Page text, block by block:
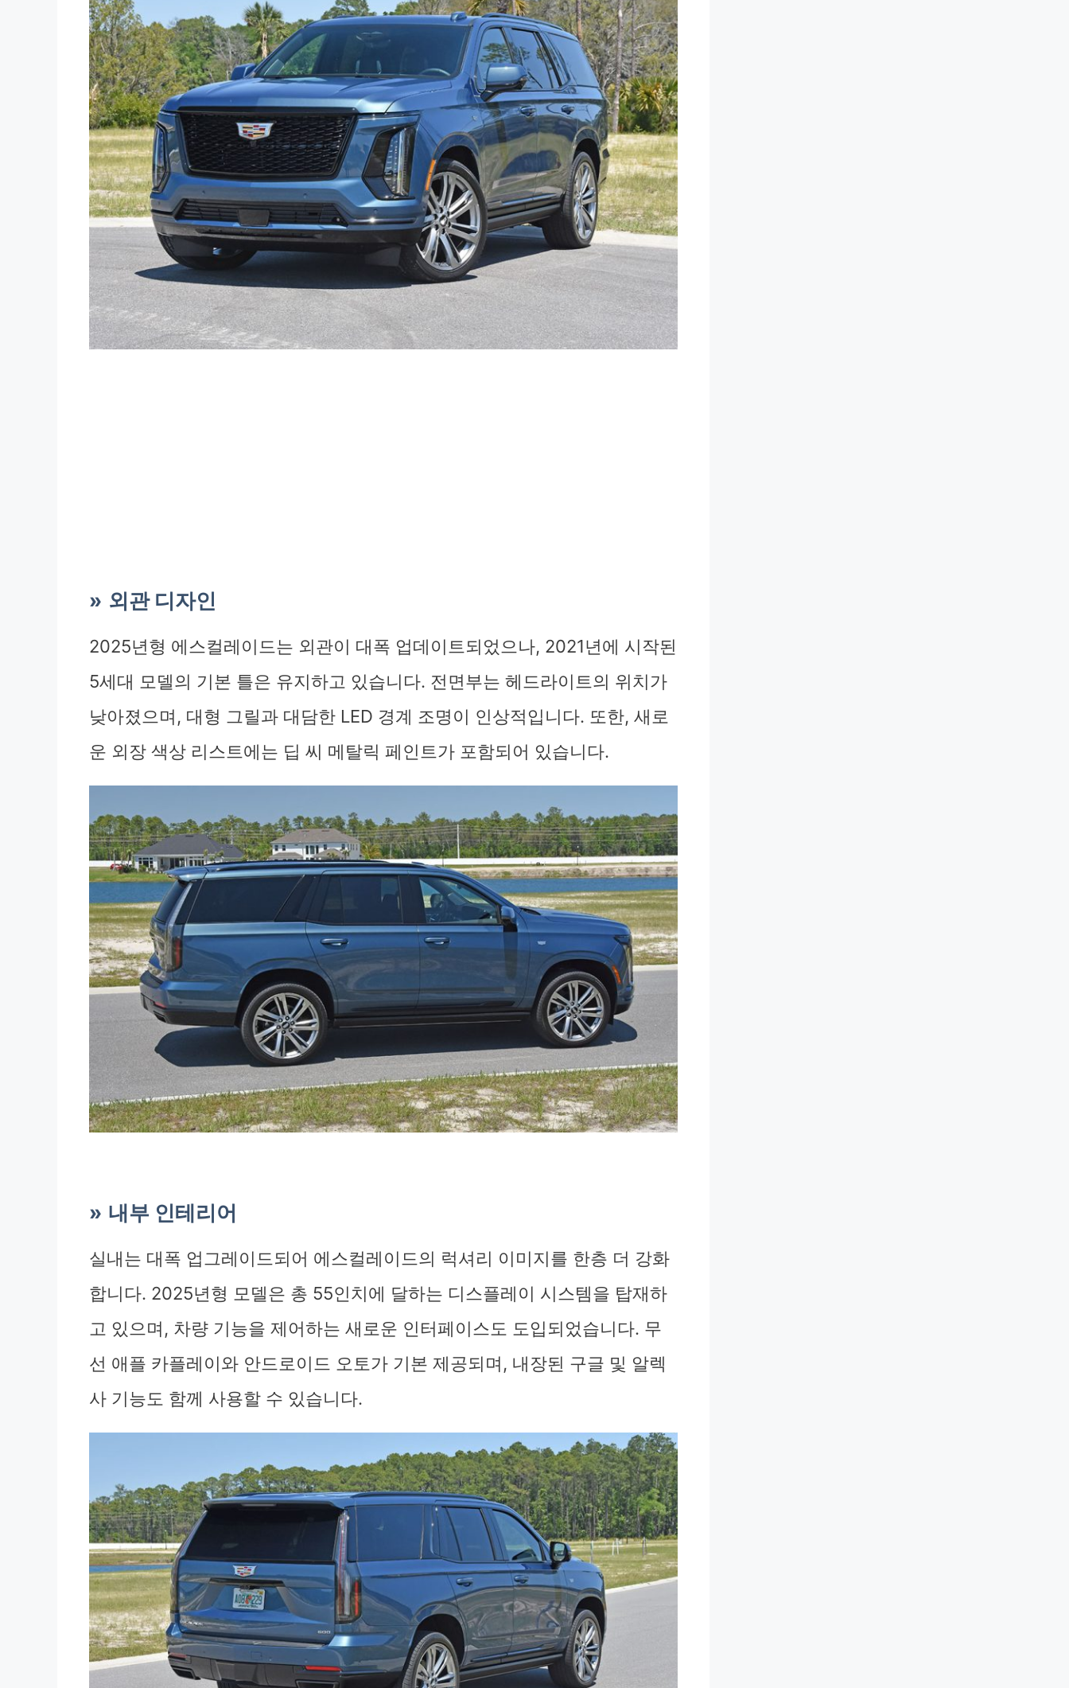
외관 디자인
2025년형 에스컬레이드는 외관이 대폭 업데이트되었으나, 2021년에 시작된
5세대 모델의 기본 틀은 유지하고 있습니다. 전면부는 헤드라이트의 위치가
낮아졌으며, 대형 그릴과 대담한 LED 경계 조명이 인상적입니다. 또한, 새로
운 외장 색상 리스트에는 딥 씨 메탈릭 페인트가 포함되어 있습니다.
내부 인테리어
실내는 대폭 업그레이드되어 에스컬레이드의 럭셔리 이미지를 한층 더 강화
합니다. 2025년형 모델은 총 55인치에 달하는 디스플레이 시스템을 탑재하
고 있으며, 차량 기능을 제어하는 새로운 인터페이스도 도입되었습니다. 무
선 애플 카플레이와 안드로이드 오토가 기본 제공되며, 내장된 구글 및 알렉
사 기능도 함께 사용할 수 있습니다.